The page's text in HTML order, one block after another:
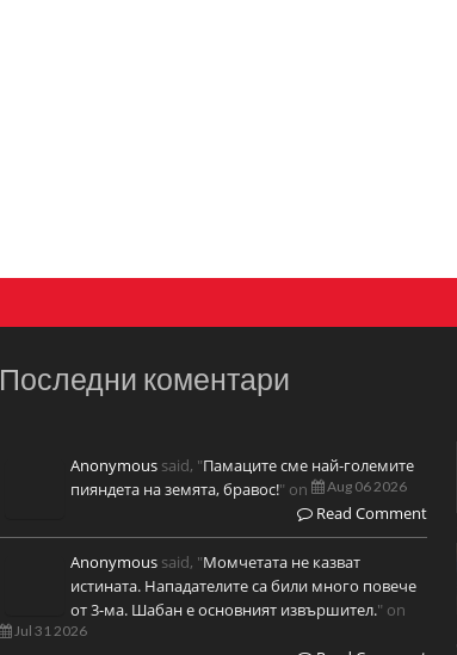
Последни коментари
Anonymous said, "Памаците сме най-големите
пияндета на земята, бравос!" on Aug 06 2026
Read Comment
Anonymous said, "Момчетата не казват
истината. Нападателите са били много повече
от 3-ма. Шабан е основният извършител." on
Jul 31 2026